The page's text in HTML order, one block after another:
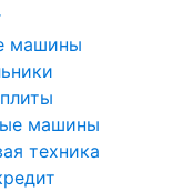
машины
машины
техника